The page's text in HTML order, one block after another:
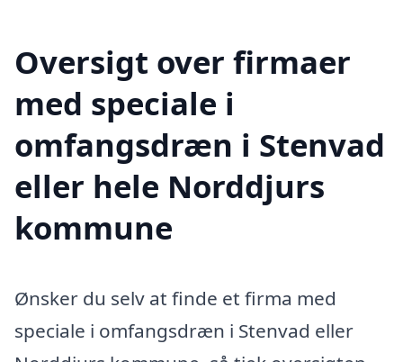
Oversigt over firmaer
med speciale i
omfangsdræn i Stenvad
eller hele Norddjurs
kommune
Ønsker du selv at finde et firma med
speciale i omfangsdræn i Stenvad eller